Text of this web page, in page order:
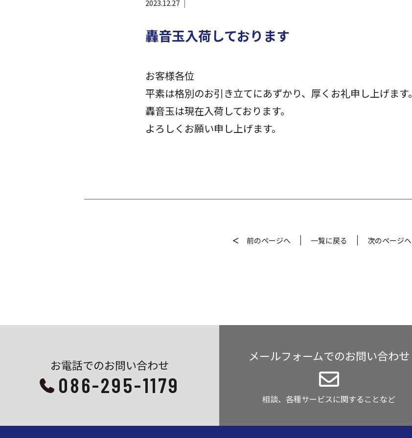
2023.12.27
轟音玉入荷しております
お客様各位
平素は格別のお引き立てにあずかり、厚くお礼申し上げます。
轟音玉は現在入荷しております。
よろしくお願い申し上げます。
＜ 前のページへ 一覧に戻る 次のページへ
お電話でのお問い合わせ
086-295-1179
メールフォームでのお問い合わせ
相談、各種サービスに関することなど